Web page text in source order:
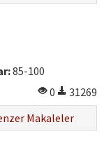
85-100
0
31269
Makaleler